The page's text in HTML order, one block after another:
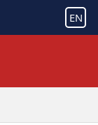
EN